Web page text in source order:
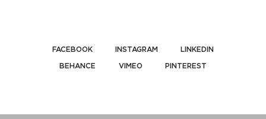
FACEBOOK INSTAGRAM LINKEDIN
BEHANCE VIMEO PINTEREST